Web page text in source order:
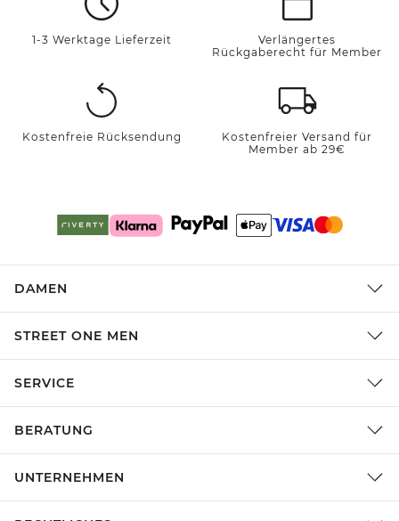
1-3 Werktage Lieferzeit
Verlängertes
Rückgaberecht für Member
Kostenfreie Rücksendung
Kostenfreier Versand für
Member ab 29€
DAMEN
STREET ONE MEN
SERVICE
BERATUNG
UNTERNEHMEN